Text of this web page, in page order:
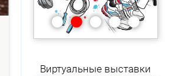
•••••
Виртуальные выставки